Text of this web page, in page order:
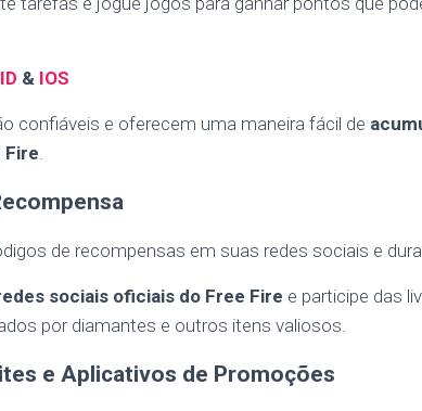
& IOS
confiáveis e oferecem uma maneira fácil de
Fire.
de recompensas em suas redes sociais e
sociais oficiais do Free Fire e participe das
por diamantes e outros itens valiosos.
e Aplicativos de Promoções